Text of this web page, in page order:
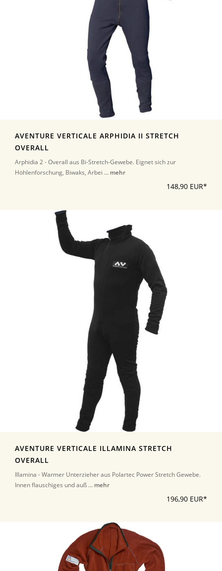
AVENTURE VERTICALE ARPHIDIA II STRETCH
OVERALL
Arphidia 2 - Overall aus Bi-Stretch-Gewebe. Eignet sich zur
Höhlenforschung, Biwaks, Arbei ... mehr
148,90 EUR*
AVENTURE VERTICALE ILLAMINA STRETCH
OVERALL
Illamina - Warmer Unterzieher aus Polartec Power Stretch Gewebe.
Innen flauschiges und auß ... mehr
196,90 EUR*